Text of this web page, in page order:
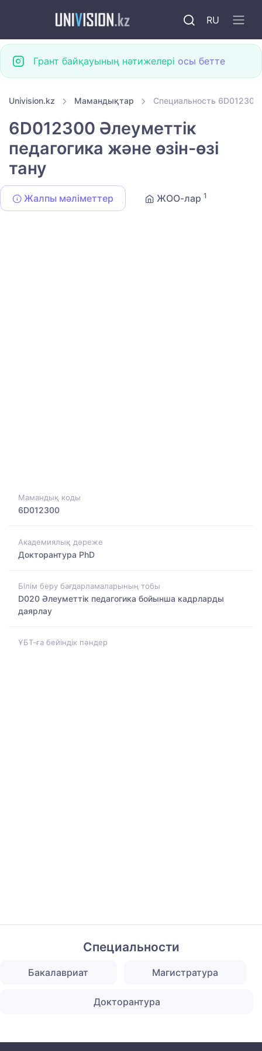
RU
Грант байқауының нәтижелері осы бетте
Univision.kz Мамандықтар Специальность 6D012300
6D012300 Әлеуметтік
педагогика және өзін-өзі
тану
Жалпы мәліметтер ЖОО-лар 1
Мамандық коды
6D012300
Академиялық дәреже
Докторантура PhD
Білім беру бағдарламаларының тобы
D020 Әлеуметтік педагогика бойынша кадрларды
даярлау
ҰБТ-ға бейіндік пәндер
Специальности
Бакалавриат Магистратура
Докторантура